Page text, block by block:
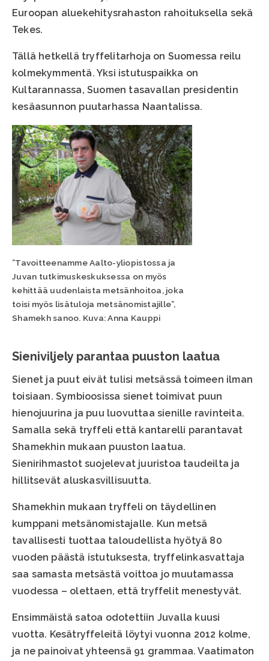
Euroopan aluekehitysrahaston rahoituksella sekä
Tekes.
Tällä hetkellä tryffelitarhoja on Suomessa reilu
kolmekymmentä. Yksi istutuspaikka on
Kultarannassa, Suomen tasavallan presidentin
kesäasunnon puutarhassa Naantalissa.
”Tavoitteenamme Aalto-yliopistossa ja
Juvan tutkimuskeskuksessa on myös
kehittää uudenlaista metsänhoitoa, joka
toisi myös lisätuloja metsänomistajille”,
Shamekh sanoo. Kuva: Anna Kauppi
Sieniviljely parantaa puuston laatua
Sienet ja puut eivät tulisi metsässä toimeen ilman
toisiaan. Symbioosissa sienet toimivat puun
hienojuurina ja puu luovuttaa sienille ravinteita.
Samalla sekä tryffeli että kantarelli parantavat
Shamekhin mukaan puuston laatua.
Sienirihmastot suojelevat juuristoa taudeilta ja
hillitsevät aluskasvillisuutta.
Shamekhin mukaan tryffeli on täydellinen
kumppani metsänomistajalle. Kun metsä
tavallisesti tuottaa taloudellista hyötyä 80
vuoden päästä istutuksesta, tryffelinkasvattaja
saa samasta metsästä voittoa jo muutamassa
vuodessa – olettaen, että tryffelit menestyvät.
Ensimmäistä satoa odotettiin Juvalla kuusi
vuotta. Kesätryffeleitä löytyi vuonna 2012 kolme,
ja ne painoivat yhteensä 91 grammaa. Vaatimaton